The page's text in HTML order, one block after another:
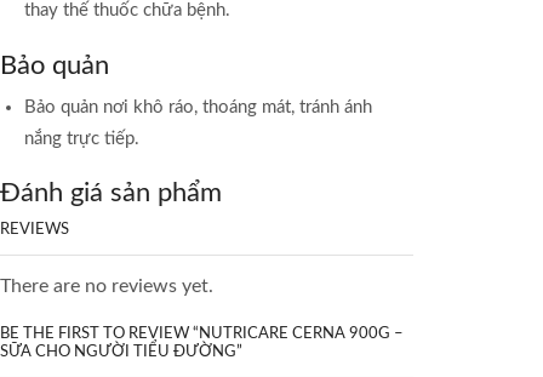
thay thế thuốc chữa bệnh.
Bảo quản
Bảo quản nơi khô ráo, thoáng mát, tránh ánh
nắng trực tiếp.
Đánh giá sản phẩm
REVIEWS
There are no reviews yet.
BE THE FIRST TO REVIEW “NUTRICARE CERNA 900G –
SỮA CHO NGƯỜI TIỂU ĐƯỜNG”